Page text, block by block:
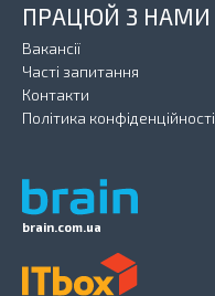
brain.com.ua
ПРАЦЮЙ З НАМИ
Вакансії
Часті запитання
Контакти
Політика конфіденційності